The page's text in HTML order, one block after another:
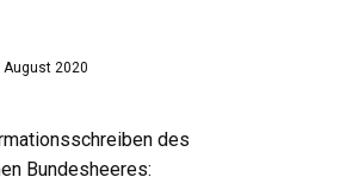
2020
des
Bundesheeres: